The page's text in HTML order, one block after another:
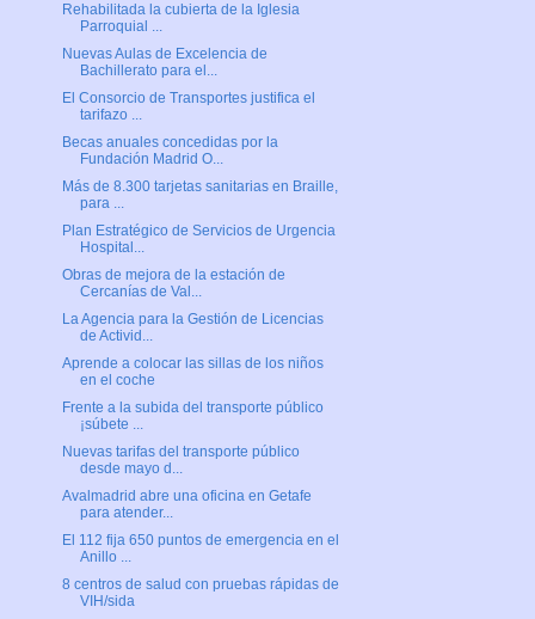
Rehabilitada la cubierta de la Iglesia
Parroquial ...
Nuevas Aulas de Excelencia de
Bachillerato para el...
El Consorcio de Transportes justifica el
tarifazo ...
Becas anuales concedidas por la
Fundación Madrid O...
Más de 8.300 tarjetas sanitarias en Braille,
para ...
Plan Estratégico de Servicios de Urgencia
Hospital...
Obras de mejora de la estación de
Cercanías de Val...
La Agencia para la Gestión de Licencias
de Activid...
Aprende a colocar las sillas de los niños
en el coche
Frente a la subida del transporte público
¡súbete ...
Nuevas tarifas del transporte público
desde mayo d...
Avalmadrid abre una oficina en Getafe
para atender...
El 112 fija 650 puntos de emergencia en el
Anillo ...
8 centros de salud con pruebas rápidas de
VIH/sida